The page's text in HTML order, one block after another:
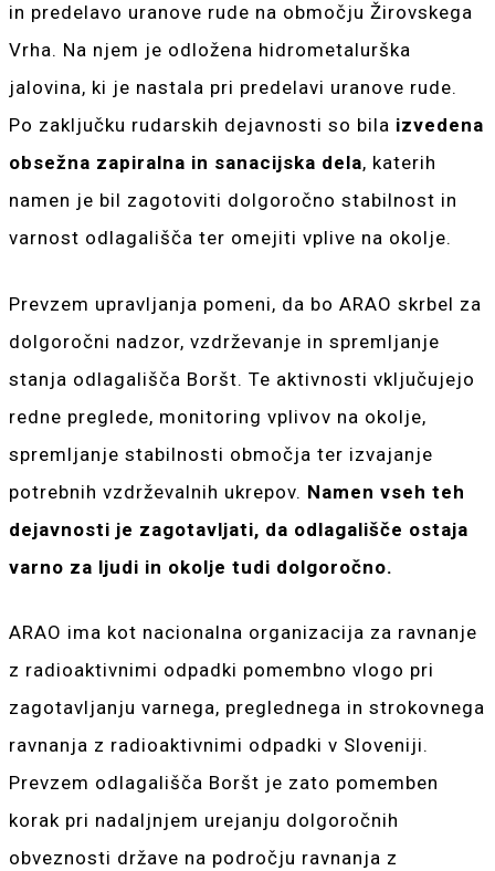
in predelavo uranove rude na območju Žirovskega
Vrha. Na njem je odložena hidrometalurška
jalovina, ki je nastala pri predelavi uranove rude.
Po zaključku rudarskih dejavnosti so bila izvedena
obsežna zapiralna in sanacijska dela, katerih
namen je bil zagotoviti dolgoročno stabilnost in
varnost odlagališča ter omejiti vplive na okolje.
Prevzem upravljanja pomeni, da bo ARAO skrbel za
dolgoročni nadzor, vzdrževanje in spremljanje
stanja odlagališča Boršt. Te aktivnosti vključujejo
redne preglede, monitoring vplivov na okolje,
spremljanje stabilnosti območja ter izvajanje
potrebnih vzdrževalnih ukrepov. Namen vseh teh
dejavnosti je zagotavljati, da odlagališče ostaja
varno za ljudi in okolje tudi dolgoročno.
ARAO ima kot nacionalna organizacija za ravnanje
z radioaktivnimi odpadki pomembno vlogo pri
zagotavljanju varnega, preglednega in strokovnega
ravnanja z radioaktivnimi odpadki v Sloveniji.
Prevzem odlagališča Boršt je zato pomemben
korak pri nadaljnjem urejanju dolgoročnih
obveznosti države na področju ravnanja z